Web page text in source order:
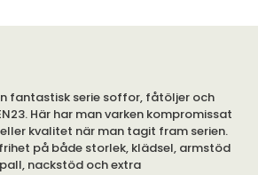
fantastisk serie soffor, fåtöljer och
Här har man varken kompromissat
kvalitet när man tagit fram serien.
på både storlek, klädsel, armstöd
nackstöd och extra